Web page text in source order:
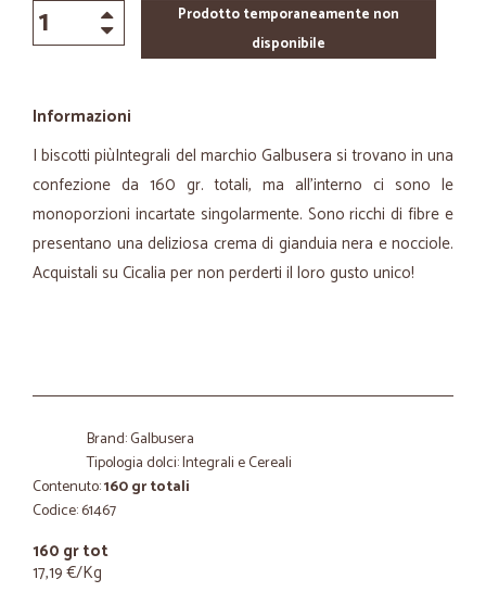
Prodotto temporaneamente non
disponibile
Informazioni
I biscotti piùIntegrali del marchio Galbusera si trovano in una
confezione da 160 gr. totali, ma all’interno ci sono le
monoporzioni incartate singolarmente. Sono ricchi di fibre e
presentano una deliziosa crema di gianduia nera e nocciole.
Acquistali su Cicalia per non perderti il loro gusto unico!
Brand: Galbusera
Tipologia dolci: Integrali e Cereali
Contenuto:160 gr totali
Codice: 61467
160 gr tot
17,19 €/Kg